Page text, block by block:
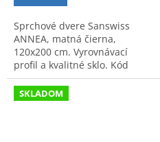
Sprchové dvere Sanswiss
ANNEA, matná čierna,
120x200 cm. Vyrovnávací
profil a kvalitné sklo. Kód
produktu: AN13G12000607.
SKLADOM